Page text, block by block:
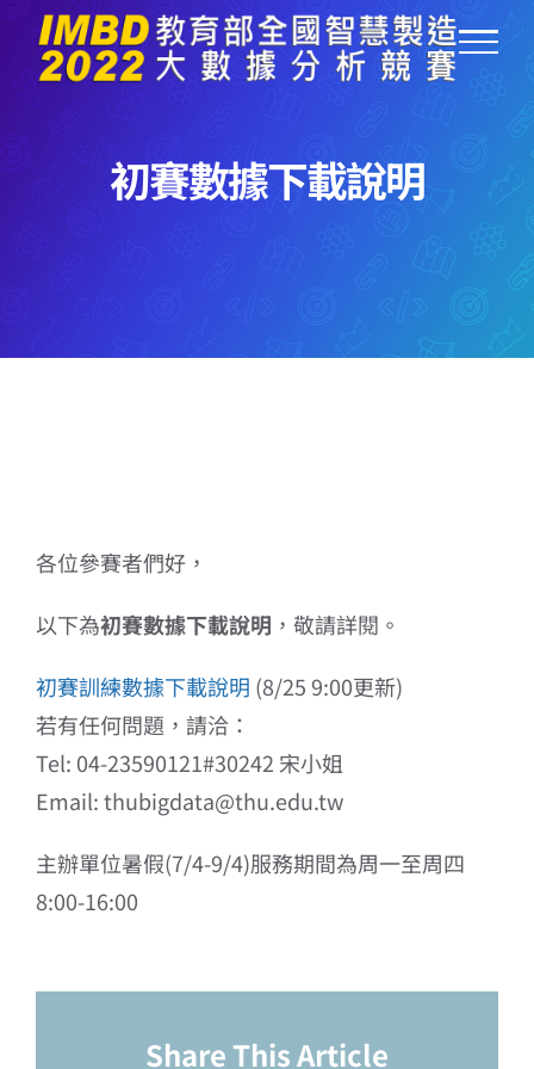
Skip
content
初賽數據下載說明
各位參賽者們好，
以下為初賽數據下載說明 ，敬請詳閱。
初賽訓練數據下載說明 (8/25 9:00更新)
若有任何問題，請洽：
Tel: 04-23590121#30242 宋小姐
Email: thubigdata@thu.edu.tw
主辦單位暑假(7/4-9/4)服務期間為周一至周四
8:00-16:00
Share This Article